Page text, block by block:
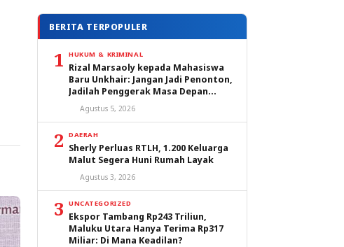
BERITA TERPOPULER
1 HUKUM & KRIMINAL
Rizal Marsaoly kepada Mahasiswa
Baru Unkhair: Jangan Jadi Penonton,
Jadilah Penggerak Masa Depan
Ternate dan Maluku Utara
Agustus 5, 2026
2 DAERAH
Sherly Perluas RTLH, 1.200 Keluarga
Malut Segera Huni Rumah Layak
Agustus 3, 2026
3 UNCATEGORIZED
Ekspor Tambang Rp243 Triliun,
Maluku Utara Hanya Terima Rp317
Miliar: Di Mana Keadilan?